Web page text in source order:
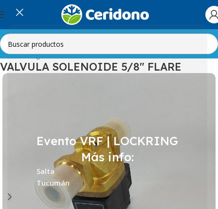
Evento VRF | LOCKRING
Más info:
Salta
Tucumán
Inicio Refrigeración Comercial Válvulas
VALVULA SOLENOIDE 5/8″ FLARE